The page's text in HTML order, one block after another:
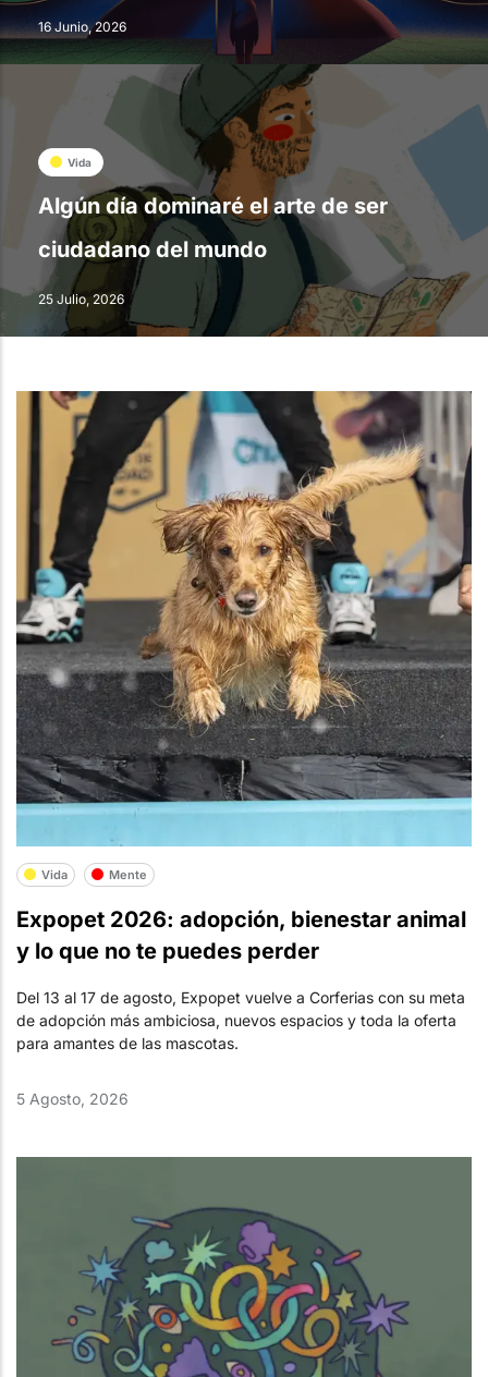
16 Junio, 2026
Vida
Algún día dominaré el arte de ser
ciudadano del mundo
25 Julio, 2026
Vida Mente
Expopet 2026: adopción, bienestar animal
y lo que no te puedes perder
Del 13 al 17 de agosto, Expopet vuelve a Corferias con su meta
de adopción más ambiciosa, nuevos espacios y toda la oferta
para amantes de las mascotas.
5 Agosto, 2026